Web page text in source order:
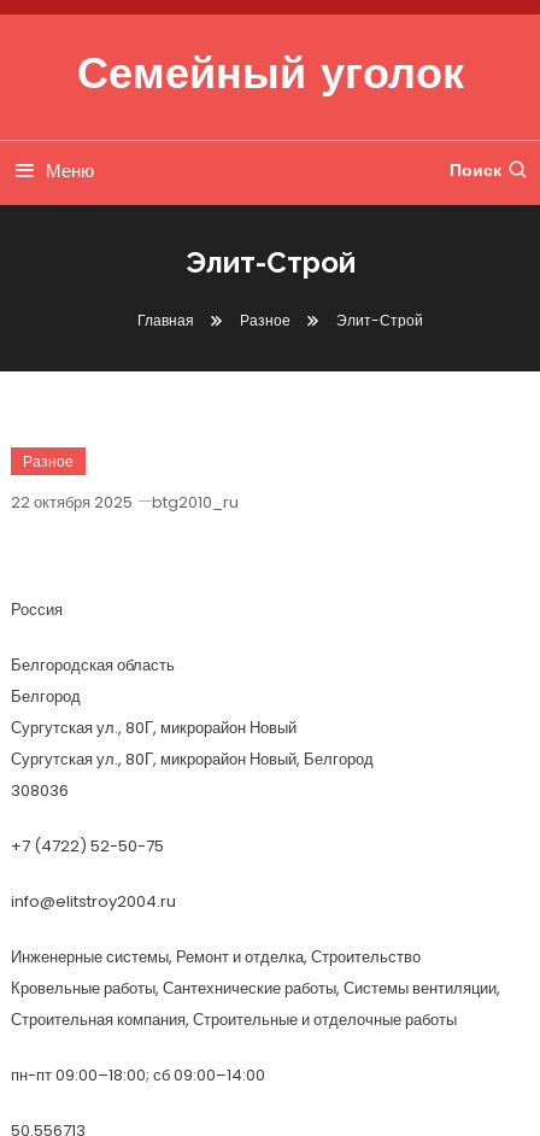
Перейти к содержимому
Семейный уголок
Меню Поиск
Элит-Строй
Главная Разное Элит-Строй
Разное
22 октября 2025 btg2010_ru
Россия
Белгородская область
Белгород
Сургутская ул., 80Г, микрорайон Новый
Сургутская ул., 80Г, микрорайон Новый, Белгород
308036
+7 (4722) 52-50-75
info@elitstroy2004.ru
Инженерные системы, Ремонт и отделка, Строительство
Кровельные работы, Сантехнические работы, Системы вентиляции,
Строительная компания, Строительные и отделочные работы
пн-пт 09:00–18:00; сб 09:00–14:00
50.556713